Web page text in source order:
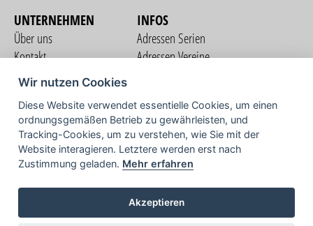
UNTERNEHMEN
Über uns
Kontakt
Nutzungsbedingungen
Datenschutzerklärung
Impressum
INFOS
Adressen Serien
Adressen Vereine
COMMUNITY
TV
Wir nutzen Cookies
Diese Website verwendet essentielle Cookies, um einen
ordnungsgemäßen Betrieb zu gewährleisten, und
Tracking-Cookies, um zu verstehen, wie Sie mit der
Website interagieren. Letztere werden erst nach
Zustimmung geladen. Mehr erfahren
Akzeptieren